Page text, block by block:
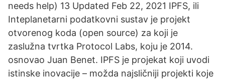
needs help) 13 Updated Feb 22, 2021 IPFS, ili
Inteplanetarni podatkovni sustav je projekt
otvorenog koda (open source) za koji je
zaslužna tvrtka Protocol Labs, koju je 2014.
osnovao Juan Benet. IPFS je projekat koji uvodi
istinske inovacije – možda najsličniji projekti koje